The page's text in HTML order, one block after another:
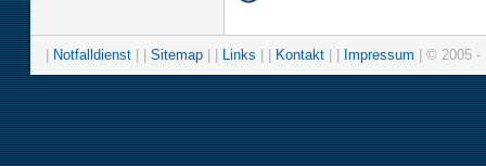
Notfalldienst Sitemap Links Kontakt Impressum | © 2005 -